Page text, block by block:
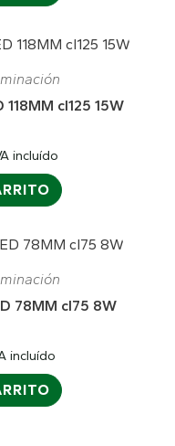
cl125 15W
incluído
78MM cl75 8W
incluído